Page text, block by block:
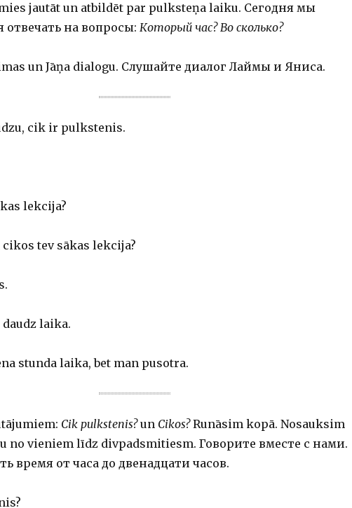
jautāt un atbildēt par pulksteņa laiku. Сегодня мы
отвечать на вопросы: Который час? Во сколько?
un Jāņa dialogu. Слушайте диалог Лаймы и Яниса.
cik ir pulkstenis.
lekcija?
tev sākas lekcija?
laika.
stunda laika, bet man pusotra.
Cik pulkstenis?un Cikos?Runāsim kopā. Nosauksim
no vieniem līdz divpadsmitiesm. Говорите вместе с нами.
время от часа до двенадцати часов.